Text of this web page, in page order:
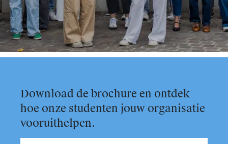
Download de brochure en ontdek
hoe onze studenten jouw organisatie
vooruithelpen.